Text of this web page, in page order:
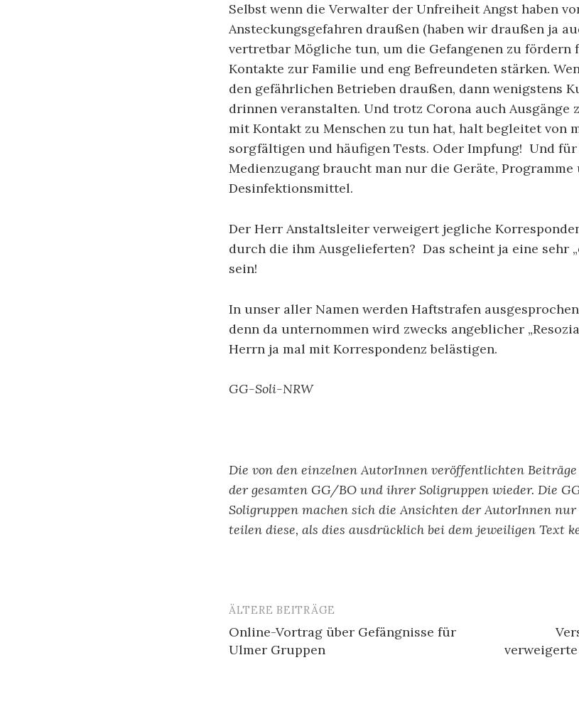
Selbst wenn die Verwalter der Unfreiheit Angst haben
Ansteckungsgefahren draußen (haben wir draußen ja
vertretbar Mögliche tun, um die Gefangenen zu fördern
Kontakte zur Familie und eng Befreundeten stärken.
den gefährlichen Betrieben draußen, dann wenigstens
drinnen veranstalten. Und trotz Corona auch Ausgänge
mit Kontakt zu Menschen zu tun hat, halt begleitet von
sorgfältigen und häufigen Tests. Oder Impfung! Und
Medienzugang braucht man nur die Geräte, Programme
Desinfektionsmittel.
Der Herr Anstaltsleiter verweigert jegliche
durch die ihm Ausgelieferten? Das scheint ja eine sehr
sein!
In unser aller Namen werden Haftstrafen
denn da unternommen wird zwecks angeblicher
Herrn ja mal mit Korrespondenz belästigen.
GG-Soli-NRW
Die von den einzelnen AutorInnen veröffentlichten
der gesamten GG/BO und ihrer Soligruppen wieder. Die
Soligruppen machen sich die Ansichten der AutorInnen
teilen diese, als dies ausdrücklich bei dem jeweiligen Text
Beitragsnavigation
ÄLTERE BEITRÄGE
Online-Vortrag über Gefängnisse für
Ulmer Gruppen